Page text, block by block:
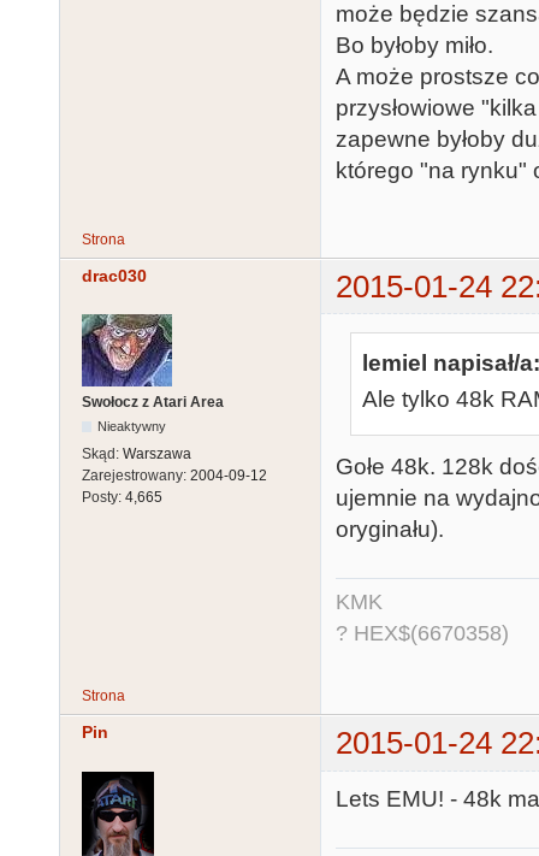
może będzie
Bo byłoby miło.
A może prostsze
przysłowiowe
zapewne byłoby
którego "na rynku"
Strona
drac030 2015-01-24
Swołocz z Atari Area
Nieaktywny
Skąd: Warszawa
Zarejestrowany: 2004-09-12
Posty: 4,665
lemiel napisał/a:
Ale tylko 48k
Gołe 48k. 128k
ujemnie na
oryginału).
KMK
? HEX$(6670358)
Strona
Pin 2015-01-24
Lets EMU! - 48k